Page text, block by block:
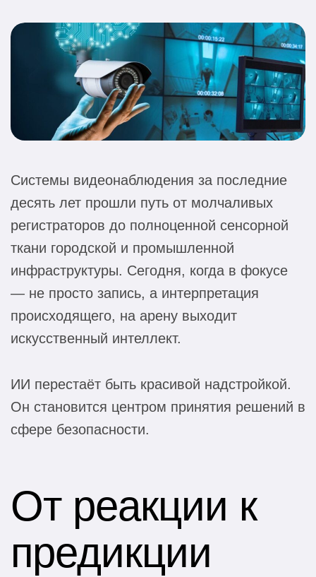
Системы видеонаблюдения за последние
десять лет прошли путь от молчаливых
регистраторов до полноценной сенсорной
ткани городской и промышленной
инфраструктуры. Сегодня, когда в фокусе
— не просто запись, а интерпретация
происходящего, на арену выходит
искусственный интеллект.
ИИ перестаёт быть красивой надстройкой.
Он становится центром принятия решений в
сфере безопасности.
От реакции к
предикции